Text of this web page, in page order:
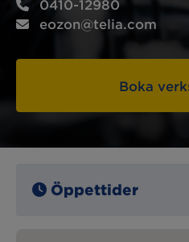
0410-12980
eozon@telia.com
Boka
Öppettider